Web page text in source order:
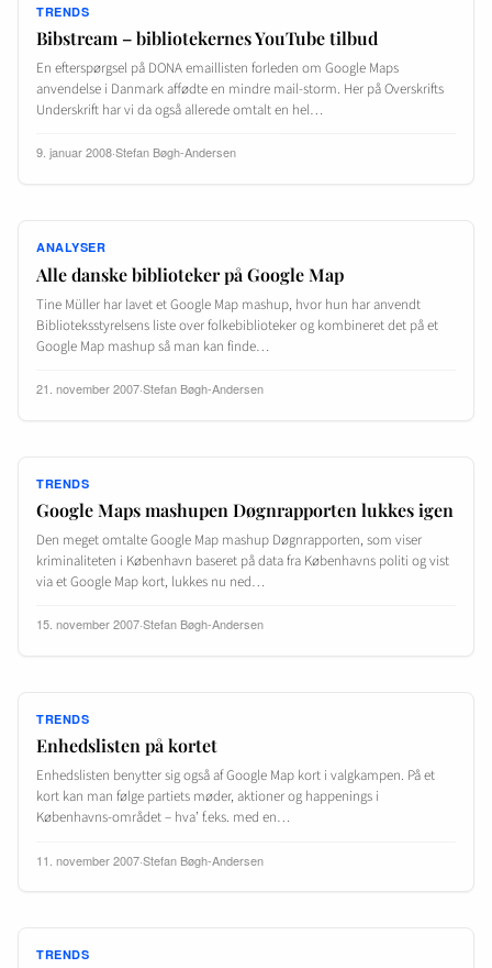
TRENDS
Bibstream – bibliotekernes YouTube tilbud
En efterspørgsel på DONA emaillisten forleden om Google Maps
anvendelse i Danmark affødte en mindre mail-storm. Her på Overskrifts
Underskrift har vi da også allerede omtalt en hel…
9. januar 2008·Stefan Bøgh-Andersen
ANALYSER
Alle danske biblioteker på Google Map
Tine Müller har lavet et Google Map mashup, hvor hun har anvendt
Biblioteksstyrelsens liste over folkebiblioteker og kombineret det på et
Google Map mashup så man kan finde…
21. november 2007·Stefan Bøgh-Andersen
TRENDS
Google Maps mashupen Døgnrapporten lukkes igen
Den meget omtalte Google Map mashup Døgnrapporten, som viser
kriminaliteten i København baseret på data fra Københavns politi og vist
via et Google Map kort, lukkes nu ned…
15. november 2007·Stefan Bøgh-Andersen
TRENDS
Enhedslisten på kortet
Enhedslisten benytter sig også af Google Map kort i valgkampen. På et
kort kan man følge partiets møder, aktioner og happenings i
Københavns-området – hva’ f.eks. med en…
11. november 2007·Stefan Bøgh-Andersen
TRENDS